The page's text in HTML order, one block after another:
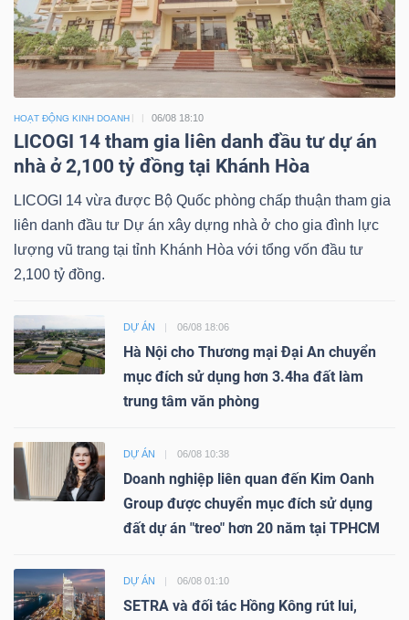
HOẠT ĐỘNG KINH DOANH 06/08 18:10
LICOGI 14 tham gia liên danh đầu tư dự án
nhà ở 2,100 tỷ đồng tại Khánh Hòa
LICOGI 14 vừa được Bộ Quốc phòng chấp thuận tham gia
liên danh đầu tư Dự án xây dựng nhà ở cho gia đình lực
lượng vũ trang tại tỉnh Khánh Hòa với tổng vốn đầu tư
2,100 tỷ đồng.
DỰ ÁN 06/08 18:06
Hà Nội cho Thương mại Đại An chuyển
mục đích sử dụng hơn 3.4ha đất làm
trung tâm văn phòng
DỰ ÁN 06/08 10:38
Doanh nghiệp liên quan đến Kim Oanh
Group được chuyển mục đích sử dụng
đất dự án "treo" hơn 20 năm tại TPHCM
DỰ ÁN 06/08 01:10
SETRA và đối tác Hồng Kông rút lui,